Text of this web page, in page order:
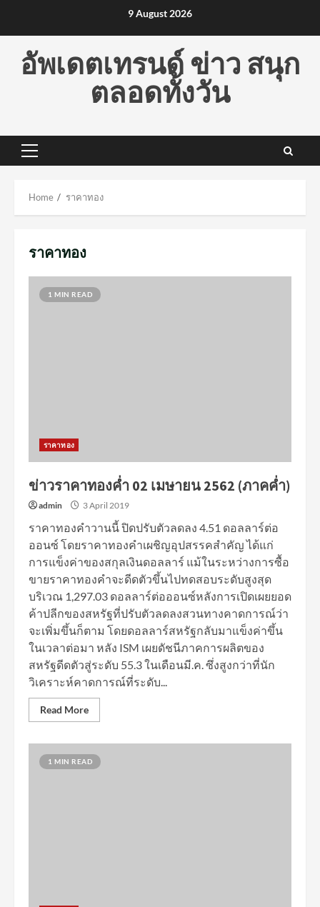
9 August 2026
อัพเดตเทรนด์ ข่าว สนุก
ตลอดทั้งวัน
Primary
Home ราคาทอง
ราคาทอง
1 MIN READ
ราคาทอง
ข่าวราคาทองค่ำ 02 เมษายน 2562 (ภาคค่ำ)
admin 3 April 2019
ราคาทองคําวานนี้ ปิดปรับตัวลดลง 4.51 ดอลลาร์ต่อ
ออนซ์ โดยราคาทองคําเผชิญอุปสรรคสําคัญ ได้แก่
การแข็งค่าของสกุลเงินดอลลาร์ แม้ในระหว่างการซื้อ
ขายราคาทองคําจะดีดตัวขึ้นไปทดสอบระดับสูงสุด
บริเวณ 1,297.03 ดอลลาร์ต่อออนซ์หลังการเปิดเผยยอด
ค้าปลีกของสหรัฐที่ปรับตัวลดลงสวนทางคาดการณ์ว่า
จะเพิ่มขึ้นก็ตาม โดยดอลลาร์สหรัฐกลับมาแข็งค่าขึ้น
ในเวลาต่อมา หลัง ISM เผยดัชนีภาคการผลิตของ
สหรัฐดีดตัวสู่ระดับ 55.3 ในเดือนมี.ค. ซึ่งสูงกว่าที่นัก
วิเคราะห์คาดการณ์ที่ระดับ...
Read More
1 MIN READ